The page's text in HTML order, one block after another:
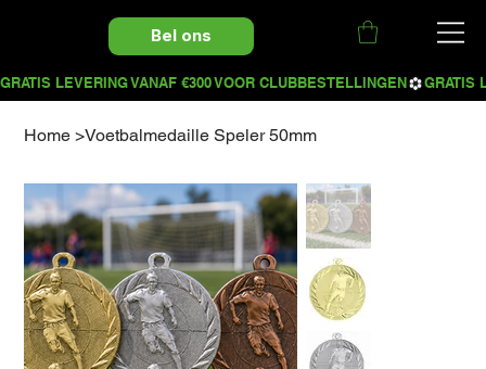
Bel ons
Home >Voetbalmedaille Speler 50mm